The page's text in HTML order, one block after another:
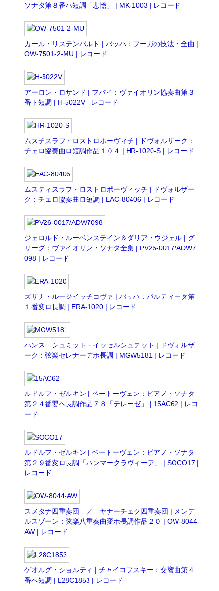
ソナタ第８番ハ短調「悲愴」 | MK-1003 | レコード
カール・リステンパルト | バッハ：フーガの技法・全曲 |
OW-7501-2-MU | レコード
アーロン・ロサンド | フバイ：ヴァイオリン協奏曲第３
番ト短調 | H-5022V | レコード
ムスチスラフ・ロストロポーヴィチ | ドヴォルザーク：
チェロ協奏曲ロ短調作品１０４ | HR-1020-S | レコード
ムスティスラフ・ロストロポーヴィッチ | ドヴォルザー
ク：チェロ協奏曲ロ短調 | EAC-80406 | レコード
ジェロルド・ルーベンステイン＆ダリア・ウジェル | グ
リーグ：ヴァイオリン・ソナタ全集 | PV26-0017/ADW7
098 | レコード
ズザナ・ルージイッチコヴァ | バッハ：パルティータ第
１番変ロ長調 | ERA-1020 | レコード
ハンス・シュミット＝イッセルシュテット | ドヴォルザ
ーク：弦楽セレナーデホ長調 | MGW5181 | レコード
ルドルフ・ゼルキン | ベートーヴェン：ピアノ・ソナタ
第２４番嬰ヘ長調作品７８「テレーゼ」 | 15AC62 | レコ
ード
ルドルフ・ゼルキン | ベートーヴェン：ピアノ・ソナタ
第２９番変ロ長調「ハンマークラヴィーア」 | SOCO17 |
レコード
スメタナ四重奏団 ／ ヤナーチェク四重奏団 | メンデ
ルスゾーン：弦楽八重奏曲変ホ長調作品２０ | OW-8044-
AW | レコード
ゲオルグ・ショルティ | チャイコフスキー：交響曲第４
番へ短調 | L28C1853 | レコード